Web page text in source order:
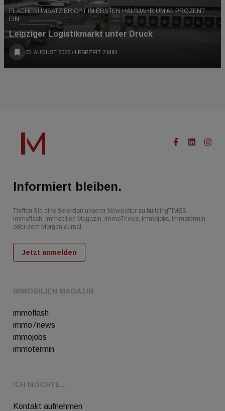
FLÄCHENUMSATZ BRICHT IM ERSTEN HALBJAHR UM 61 PROZENT
EIN
Leipziger Logistikmarkt unter Druck
05. AUGUST 2026 / LESEZEIT 2 MIN
IMMOBILIEN MAGAZIN
immoflash
immo7news
immojobs
immotermin
ICH MÖCHTE...
Kontakt aufnehmen
Informiert bleiben.
Treffen Sie eine Selektion unserer Newsletter zu buildingTIMES,
immoflash, Immobilien Magazin, immo7news, immojobs, immotermin
oder dem Morgenjournal
Jetzt anmelden